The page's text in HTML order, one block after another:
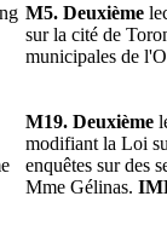
M5. Deuxième
sur la cité de
municipales de
M19. Deuxième
modifiant la Loi
enquêtes sur des
Mme Gélinas.